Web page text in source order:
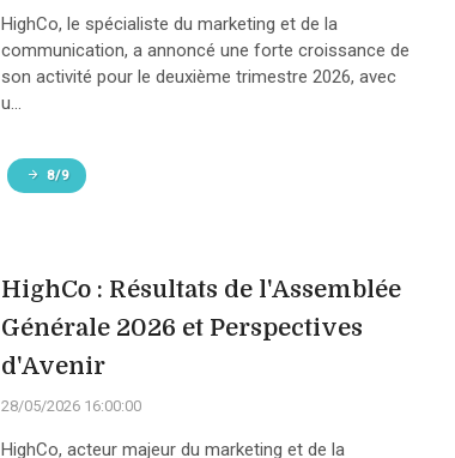
HighCo, le spécialiste du marketing et de la
communication, a annoncé une forte croissance de
son activité pour le deuxième trimestre 2026, avec
u...
8/9
HighCo : Résultats de l'Assemblée
Générale 2026 et Perspectives
d'Avenir
28/05/2026 16:00:00
HighCo, acteur majeur du marketing et de la